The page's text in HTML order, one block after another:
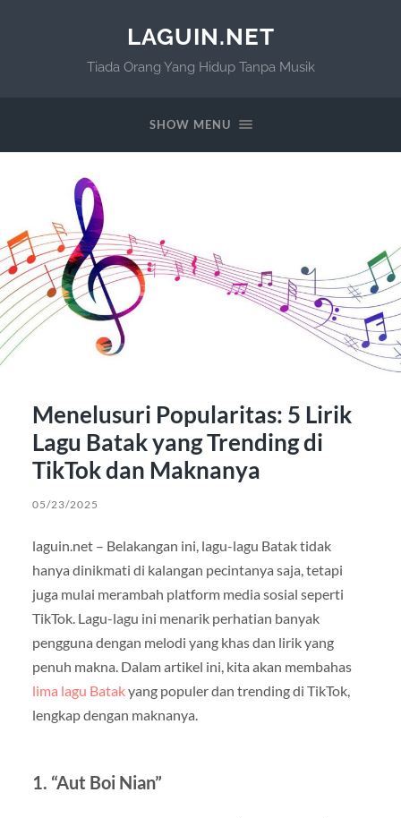
LAGUIN.NET
Tiada Orang Yang Hidup Tanpa Musik
SHOW MENU
Menelusuri Popularitas: 5 Lirik
Lagu Batak yang Trending di
TikTok dan Maknanya
05/23/2025
laguin.net – Belakangan ini, lagu-lagu Batak tidak
hanya dinikmati di kalangan pecintanya saja, tetapi
juga mulai merambah platform media sosial seperti
TikTok. Lagu-lagu ini menarik perhatian banyak
pengguna dengan melodi yang khas dan lirik yang
penuh makna. Dalam artikel ini, kita akan membahas
lima lagu Batakyang populer dan trending di TikTok,
lengkap dengan maknanya.
1. “Aut Boi Nian”